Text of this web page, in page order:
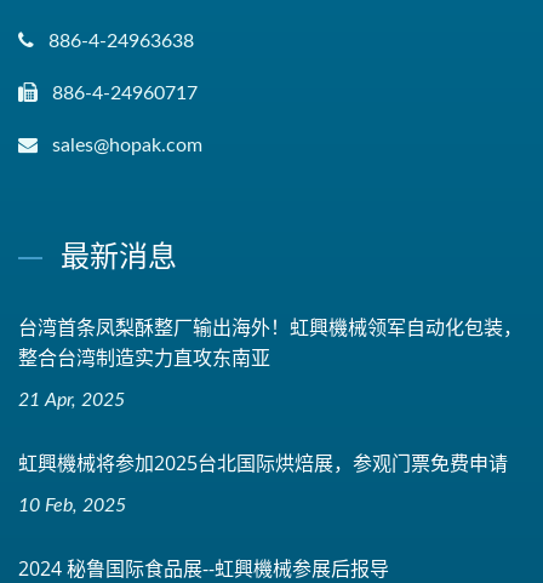
886-4-24963638
886-4-24960717
sales@hopak.com
最新消息
台湾首条凤梨酥整厂输出海外！虹興機械领军自动化包装，
整合台湾制造实力直攻东南亚
21 Apr, 2025
虹興機械将参加2025台北国际烘焙展，参观门票免费申请
10 Feb, 2025
2024 秘鲁国际食品展--虹興機械参展后报导